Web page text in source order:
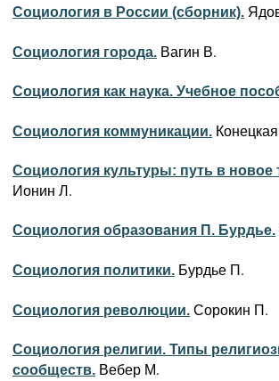
Социология в России (сборник).
Социология города. Вагин В.
Социология как наука. Учебное
Социология коммуникации.
Социология культуры: путь в новое
Ионин Л.
Социология образования П. Бурдье.
Социология политики. Бурдье П.
Социология революции. Сорокин П.
Социология религии. Типы
сообществ. Вебер М.